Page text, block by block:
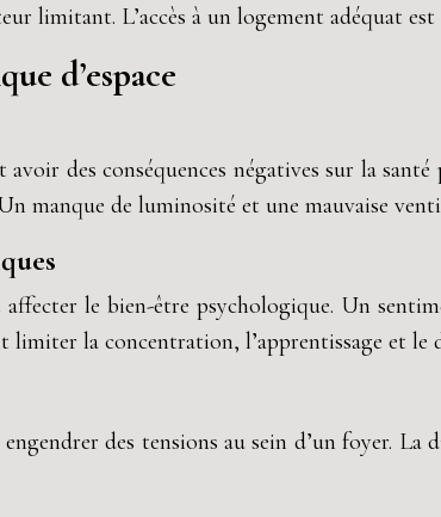
limitant. L’accès à un logement adéquat
d’espace
avoir des conséquences négatives sur la
manque de luminosité et une mauvaise
affecter le bien-être psychologique. Un
limiter la concentration, l’apprentissage et le
engendrer des tensions au sein d’un foyer.